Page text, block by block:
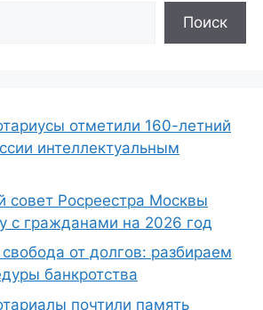
Поиск
отметили 160-летний
интеллектуальным
совет Росреестра Москвы
с гражданами на 2026 год
от долгов: разбираем
банкротства
почтили память